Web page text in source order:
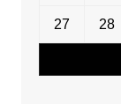
27 28